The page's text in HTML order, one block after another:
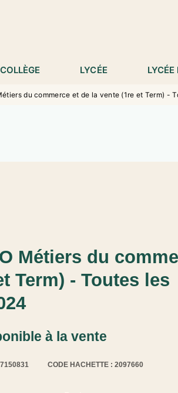
COLLÈGE LYCÉE
du commerce et de la vente (1re et Term) -
Métiers du
Term) - Toutes les
à la vente
CODE HACHETTE : 2097660